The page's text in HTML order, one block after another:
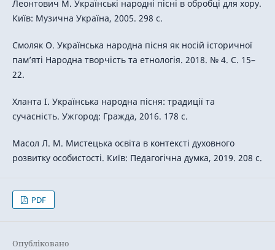
Леонтович М. Українські народні пісні в обробці для хору.
Київ: Музична Україна, 2005. 298 с.
Смоляк О. Українська народна пісня як носій історичної
пам’яті Народна творчість та етнологія. 2018. № 4. С. 15–
22.
Хланта І. Українська народна пісня: традиції та
сучасність. Ужгород: Гражда, 2016. 178 с.
Масол Л. М. Мистецька освіта в контексті духовного
розвитку особистості. Київ: Педагогічна думка, 2019. 208 с.
PDF
Опубліковано